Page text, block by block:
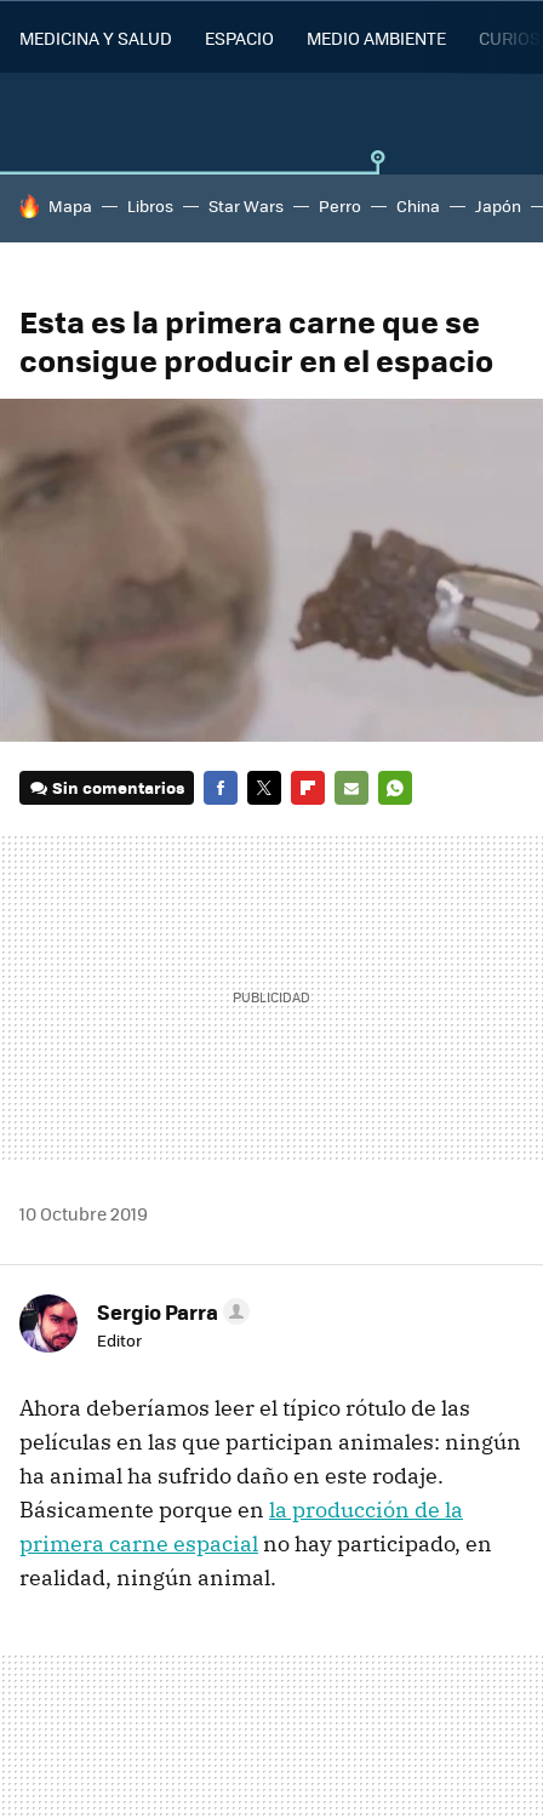
MEDICINA Y SALUD ESPACIO MEDIO AMBIENTE
HOY SE HABLA DE
Mapa Libros Star Wars Perro China Japón
Esta es la primera carne que se
consigue producir en el espacio
Sin comentarios
MAIL
10 Octubre 2019
Sergio Parra
Editor
Ahora deberíamos leer el típico rótulo de las
películas en las que participan animales: ningún
ha animal ha sufrido daño en este rodaje.
Básicamente porque en la producción de la
primera carne espacial no hay participado, en
realidad, ningún animal.